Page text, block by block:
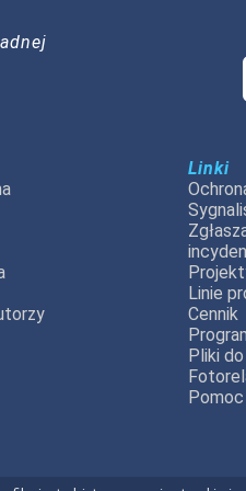
Linki
Linie
Cennik
Pliki